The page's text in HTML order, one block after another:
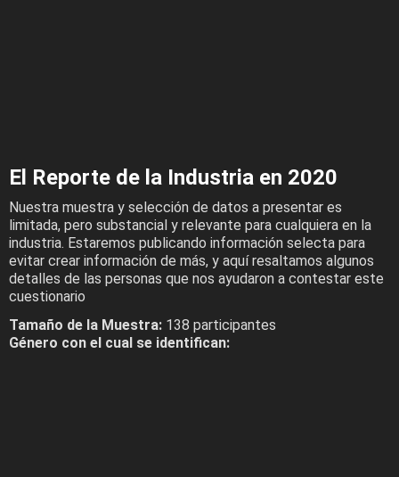
El Reporte de la Industria en 2020
Nuestra muestra y selección de datos a presentar es
limitada, pero substancial y relevante para cualquiera en la
industria. Estaremos publicando información selecta para
evitar crear información de más, y aquí resaltamos algunos
detalles de las personas que nos ayudaron a contestar este
cuestionario
Tamaño de la Muestra: 138 participantes
Género con el cual se identifican: